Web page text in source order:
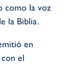
como la voz
la Biblia.
en
el